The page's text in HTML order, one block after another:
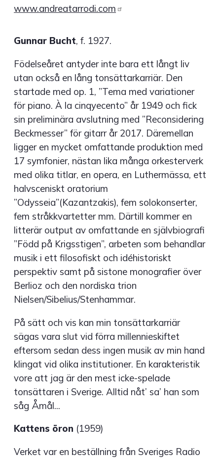
www.andreatarrodi.com
Gunnar Bucht, f. 1927.
Födelseåret antyder inte bara ett långt liv
utan också en lång tonsättarkarriär. Den
startade med op. 1, ”Tema med variationer
för piano. À la cinqyecento” år 1949 och fick
sin preliminära avslutning med ”Reconsidering
Beckmesser” för gitarr år 2017. Däremellan
ligger en mycket omfattande produktion med
17 symfonier, nästan lika många orkesterverk
med olika titlar, en opera, en Luthermässa, ett
halvsceniskt oratorium
”Odysseia”(Kazantzakis), fem solokonserter,
fem stråkkvartetter mm. Därtill kommer en
litterär output av omfattande en självbiografi
”Född på Krigsstigen”, arbeten som behandlar
musik i ett filosofiskt och idéhistoriskt
perspektiv samt på sistone monografier över
Berlioz och den nordiska trion
Nielsen/Sibelius/Stenhammar.
På sätt och vis kan min tonsättarkarriär
sägas vara slut vid förra millennieskiftet
eftersom sedan dess ingen musik av min hand
klingat vid olika institutioner. En karakteristik
vore att jag är den mest icke-spelade
tonsättaren i Sverige. Alltid nåt’ sa’ han som
såg Åmål...
Kattens öron (1959)
Verket var en beställning från Sveriges Radio